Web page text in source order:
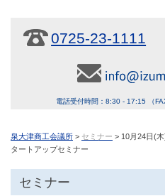
0725-23-1111
電話受付時間：8:30 - 17:15 （
泉大津商工会議所 > セミナー > 10月24日(
タートアップセミナー
セミナー